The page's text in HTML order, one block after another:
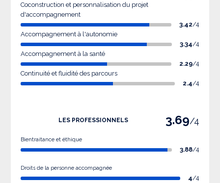
Coconstruction et personnalisation du projet
d'accompagnement
3.42/4
Accompagnement à l'autonomie
3.34/4
Accompagnement à la santé
2.29/4
Continuité et fluidité des parcours
2.4/4
LES PROFESSIONNELS 3.69/4
Bientraitance et éthique
3.88/4
Droits de la personne accompagnée
4/4